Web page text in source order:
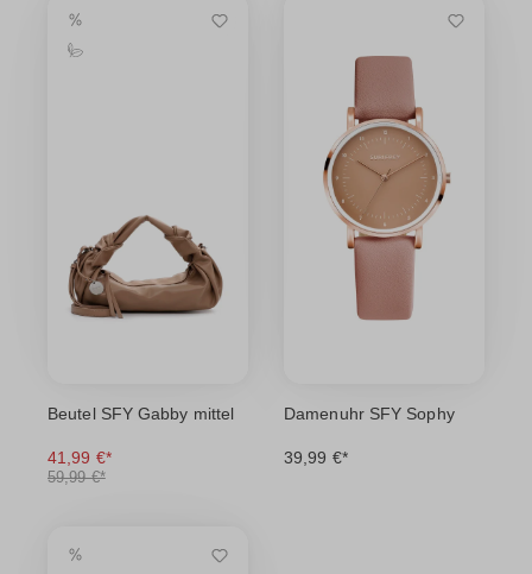
Beutel SFY Gabby mittel
41,99 €*
59,99 €*
Damenuhr SFY Sophy
39,99 €*